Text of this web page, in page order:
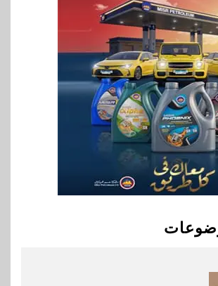
اقتصاد
وزيرا التخطيط والبترول يبحثان
جهود تحقيق أمن الطاقة
اقتصاد
ارتفاع أسعار النفط مع تصاعد
المخاوف بشأن مستقبل الملاحة
في مضيق هرمز
بنوك
المتميزين بعد تحقيق نتائج قياسية
بالقروض الشخصية خلال الربع